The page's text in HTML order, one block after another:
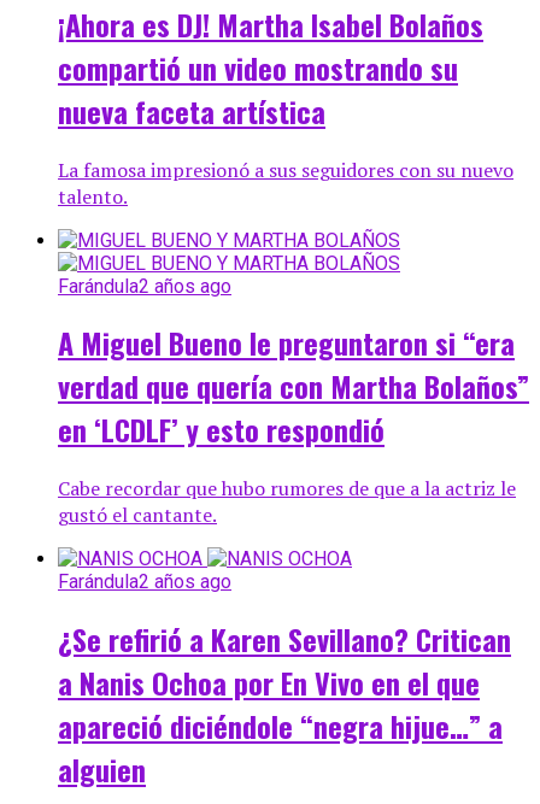
¡Ahora es DJ! Martha Isabel Bolaños
compartió un video mostrando su
nueva faceta artística
La famosa impresionó a sus seguidores con su nuevo
talento.
Farándula2 años ago
A Miguel Bueno le preguntaron si “era
verdad que quería con Martha Bolaños”
en ‘LCDLF’ y esto respondió
Cabe recordar que hubo rumores de que a la actriz le
gustó el cantante.
Farándula2 años ago
¿Se refirió a Karen Sevillano? Critican
a Nanis Ochoa por En Vivo en el que
apareció diciéndole “negra hijue…” a
alguien